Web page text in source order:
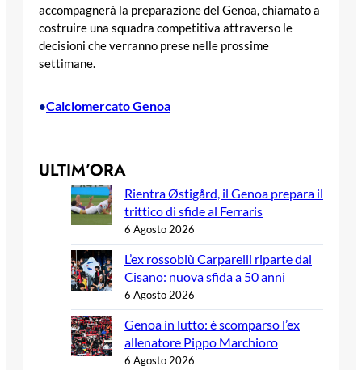
accompagnerà la preparazione del Genoa, chiamato a
costruire una squadra competitiva attraverso le
decisioni che verranno prese nelle prossime
settimane.
•Calciomercato Genoa
ULTIM’ORA
Rientra Østigård, il Genoa prepara il
trittico di sfide al Ferraris
6 Agosto 2026
L’ex rossoblù Carparelli riparte dal
Cisano: nuova sfida a 50 anni
6 Agosto 2026
Genoa in lutto: è scomparso l’ex
allenatore Pippo Marchioro
6 Agosto 2026